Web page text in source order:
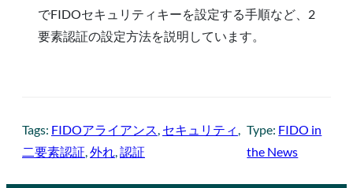
でFIDOセキュリティキーを設定する手順など、2
要素認証の設定方法を説明しています。
Tags: FIDOアライアンス セキュリティ
二要素認証 外れ 認証
Type: FIDO in
the News